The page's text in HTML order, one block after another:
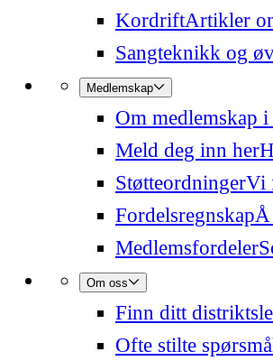
KordriftArtikler
Sangteknikk og
Medlemskap
Om medlemskap
Meld deg inn her
StøtteordningerVi
Fordelsregnskap
Medlemsfordeler
Om oss
Finn ditt
Ofte stilte